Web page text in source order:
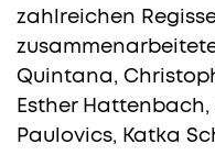
zahlreichen
Quintana,
Esther
Paulovics, Katka